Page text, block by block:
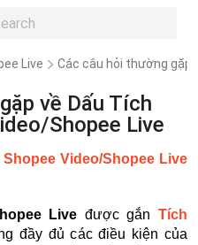
Live Các câu hỏi thường gặp
về Dấu Tích
Shopee Live
Shopee Video/Shopee Live
Live được gắn Tích
đầy đủ các điều kiện của